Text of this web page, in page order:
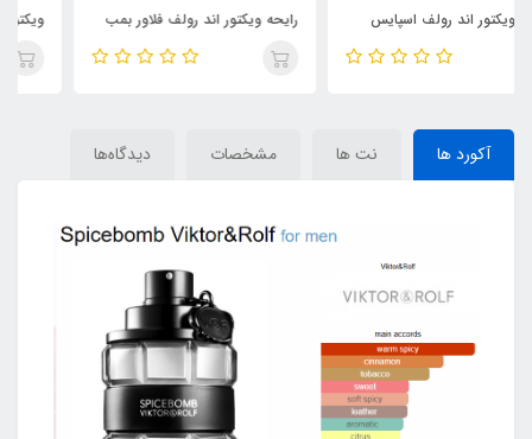
رایحه ویکتور اند رولف فلاور بمب
(victoria flower)Viktor Rolf
ویکتور فلاور بمب رایحه فلورا
آکورد ها نت ها مشخصات دیدگاه‌ها